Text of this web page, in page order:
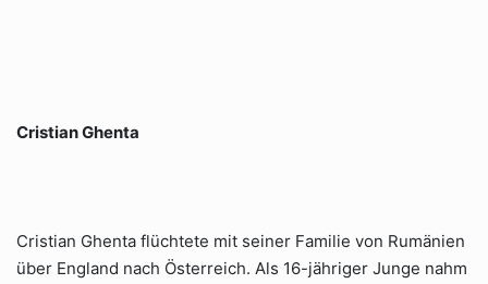
Cristian Ghenta
Cristian Ghenta flüchtete mit seiner Familie von Rumänien
über England nach Österreich. Als 16-jähriger Junge nahm